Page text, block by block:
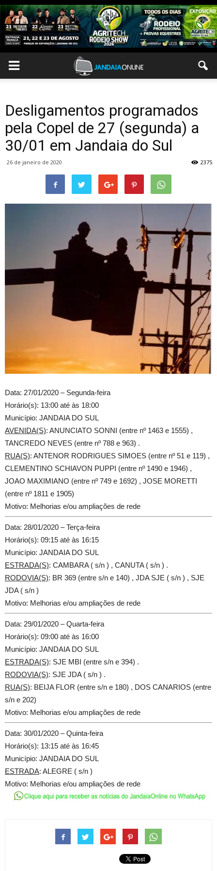
Desligamentos programados
pela Copel de 27 (segunda) a
30/01 em Jandaia do Sul
26 de janeiro de 2020 2375
Data: 27/01/2020 – Segunda-feira
Horário(s): 13:00 até às 18:00
Município: JANDAIA DO SUL
AVENIDA(S): ANUNCIATO SONNI (entre nº 1463 e 1555) ,
TANCREDO NEVES (entre nº 788 e 963) .
RUA(S): ANTENOR RODRIGUES SIMOES (entre nº 51 e 119) ,
CLEMENTINO SCHIAVON PUPPI (entre nº 1490 e 1946) ,
JOAO MAXIMIANO (entre nº 749 e 1692) , JOSE MORETTI
(entre nº 1811 e 1905)
Motivo: Melhorias e/ou ampliações de rede
Data: 28/01/2020 – Terça-feira
Horário(s): 09:15 até às 16:15
Município: JANDAIA DO SUL
ESTRADA(S): CAMBARA ( s/n ) , CANUTA ( s/n ) .
RODOVIA(S): BR 369 (entre s/n e 140) , JDA SJE ( s/n ) , SJE
JDA ( s/n )
Motivo: Melhorias e/ou ampliações de rede
Data: 29/01/2020 – Quarta-feira
Horário(s): 09:00 até às 16:00
Município: JANDAIA DO SUL
ESTRADA(S): SJE MBI (entre s/n e 394) .
RODOVIA(S): SJE JDA ( s/n ) .
RUA(S): BEIJA FLOR (entre s/n e 180) , DOS CANARIOS (entre
s/n e 202)
Motivo: Melhorias e/ou ampliações de rede
Data: 30/01/2020 – Quinta-feira
Horário(s): 13:15 até às 16:45
Município: JANDAIA DO SUL
ESTRADA: ALEGRE ( s/n )
Motivo: Melhorias e/ou ampliações de rede